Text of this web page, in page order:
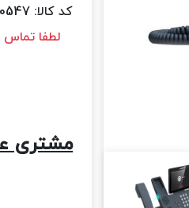
کد کالا:
لطفا تماس
مشتری